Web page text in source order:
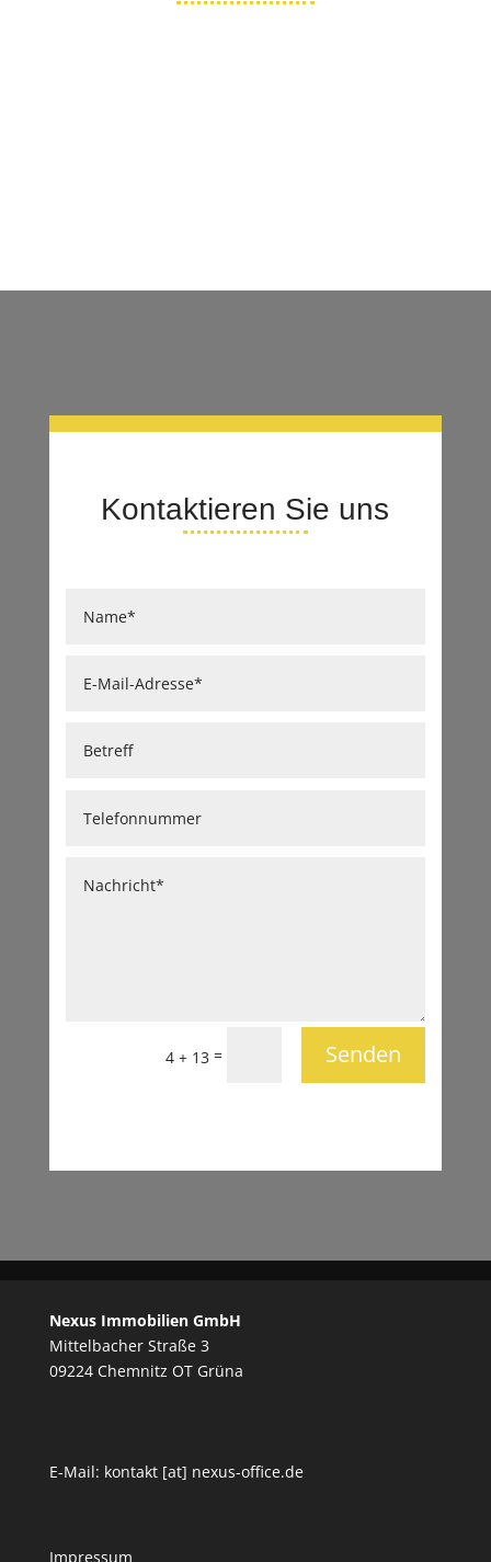
Kontaktieren Sie uns
4 + 13 = Senden
Nexus Immobilien GmbH
Mittelbacher Straße 3
09224 Chemnitz OT Grüna
E-Mail: kontakt [at] nexus-office.de
Impressum